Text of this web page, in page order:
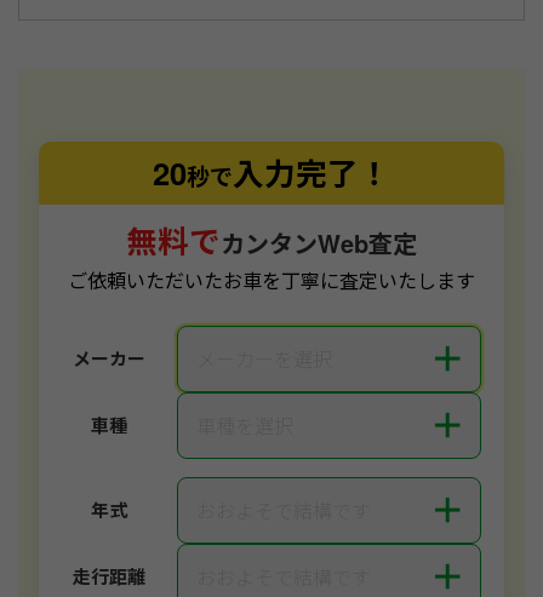
20秒で入力完了！
無料でカンタンWeb査定
ご依頼いただいたお車を丁寧に査定いたします
メーカー ＋
車種 ＋
年式 ＋
走行距離 ＋